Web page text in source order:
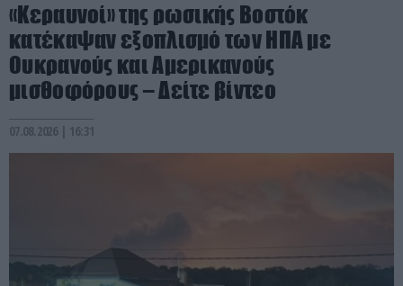
«Κεραυνοί» της ρωσικής Βοστόκ
κατέκαψαν εξοπλισμό των ΗΠΑ με
Ουκρανούς και Αμερικανούς
μισθοφόρους – Δείτε βίντεο
07.08.2026 | 16:31